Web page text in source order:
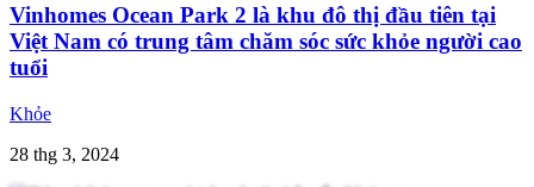
Vinhomes Ocean Park 2 là khu đô thị đầu tiên tại
Việt Nam có trung tâm chăm sóc sức khỏe người cao
tuổi
Khỏe
28 thg 3, 2024